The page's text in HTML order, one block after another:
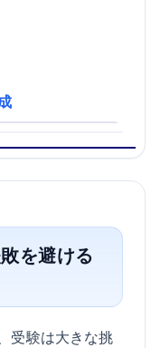
を避ける
受験は大きな挑